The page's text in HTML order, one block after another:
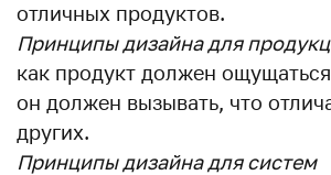
отличных продуктов.
Принципы дизайна для
как продукт должен
он должен вызывать, что
других.
Принципы дизайна для систем